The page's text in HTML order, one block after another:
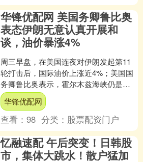
华锋优配网 美国务卿鲁比奥
表态伊朗无意认真开展和
谈，油价暴涨4%
周三早盘，在美国连夜对伊朗发起第11
轮打击后，国际油价上涨近4%；美国国
务卿鲁比奥表示，霍尔木兹海峡仍是双
方之间难以达成共识的症结。 美国东部
时间清晨5点前不久....
华锋优配网
查看：98 分类： 股票配资门户
忆融速配 午后突变！日韩股
市，集体大跳水！散户猛加